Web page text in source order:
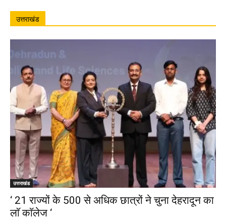
उत्तराखंड
उत्तराखंड
‘ 21 राज्यों के 500 से अधिक छात्रों ने चुना देहरादून का
लाॅ काॅलेज ‘